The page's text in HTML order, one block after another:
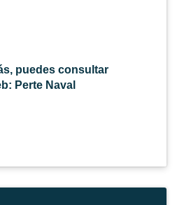
puedes consultar
Perte Naval